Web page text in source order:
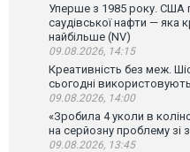
Уперше з 1985 року. США
саудівської нафти — яка
найбільше (NV)
09.08.2026, 14:15
Креативність без меж.
сьогодні
09.08.2026, 14:00
«Зробила 4 уколи в
на серйозну проблему зі
09.08.2026, 13:45